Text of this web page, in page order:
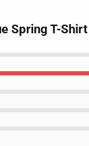
Spring T-Shirt